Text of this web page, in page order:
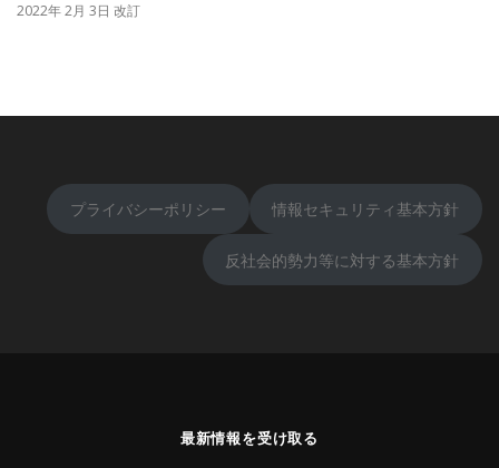
2022年 2月 3日 改訂
プライバシーポリシー 情報セキュリティ基本方針
反社会的勢力等に対する基本方針
最新情報を受け取る